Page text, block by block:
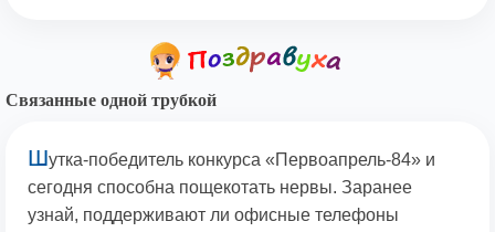
Связанные одной трубкой
Шутка-победитель конкурса «Перво­апрель-84» и
сегодня способна пощекотать нервы. Заранее
узнай, поддерживают ли офисные телефоны